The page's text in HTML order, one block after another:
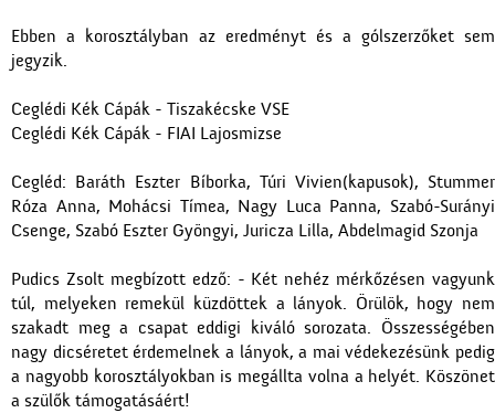
Ebben a korosztályban az eredményt és a gólszerzőket sem
jegyzik.
Ceglédi Kék Cápák - Tiszakécske VSE
Ceglédi Kék Cápák - FIAI Lajosmizse
Cegléd: Baráth Eszter Bíborka, Túri Vivien(kapusok), Stummer
Róza Anna, Mohácsi Tímea, Nagy Luca Panna, Szabó-Surányi
Csenge, Szabó Eszter Gyöngyi, Juricza Lilla, Abdelmagid Szonja
Pudics Zsolt megbízott edző: - Két nehéz mérkőzésen vagyunk
túl, melyeken remekül küzdöttek a lányok. Örülök, hogy nem
szakadt meg a csapat eddigi kiváló sorozata. Összességében
nagy dicséretet érdemelnek a lányok, a mai védekezésünk pedig
a nagyobb korosztályokban is megállta volna a helyét. Köszönet
a szülők támogatásáért!